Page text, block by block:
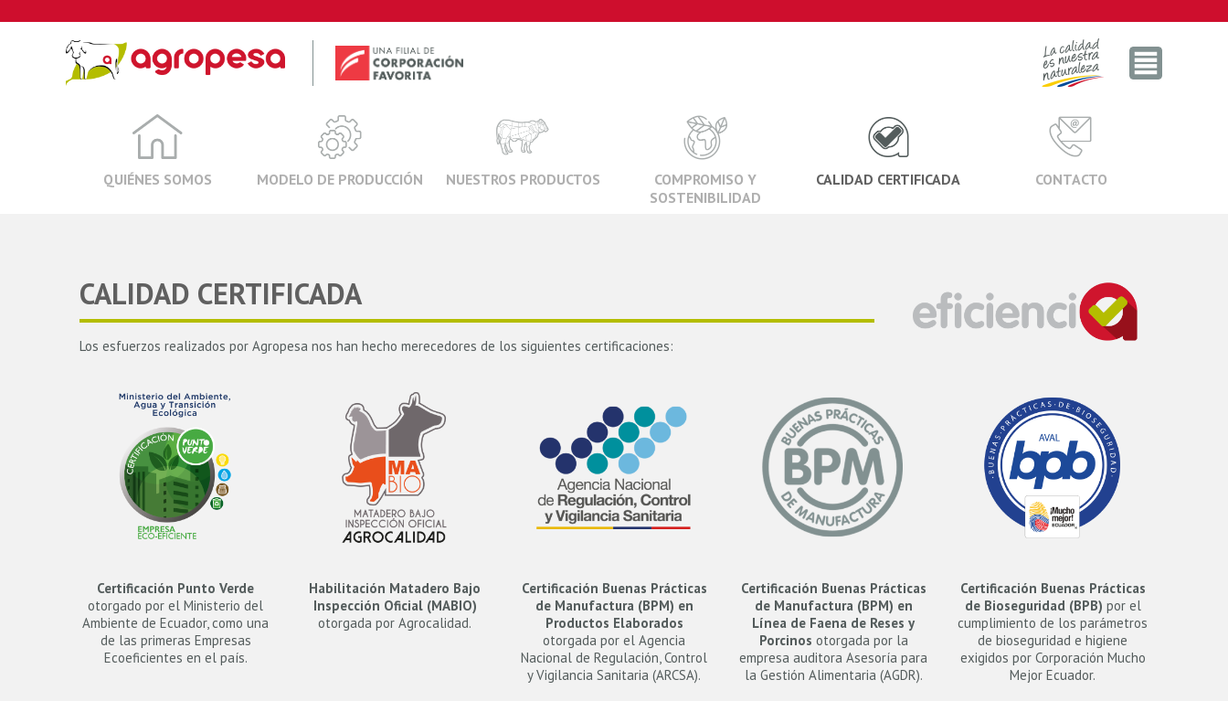
to
QUIÉNES SOMOS MODELO DE PRODUCCIÓN NUESTROS PRODUCTOS
COMPROMISO Y
SOSTENIBILIDAD
CALIDAD CERTIFICADA CONTACTO
CALIDAD CERTIFICADA
Los esfuerzos realizados por Agropesa nos han hecho merecedores de los siguientes certificaciones:
Certificación Punto Verde
otorgado por el Ministerio del
Ambiente de Ecuador, como una
de las primeras Empresas
Ecoeficientes en el país.
Habilitación Matadero Bajo
Inspección Oficial (MABIO)
otorgada por Agrocalidad.
Certificación Buenas Prácticas
de Manufactura (BPM) en
Productos Elaborados
otorgada por el Agencia
Nacional de Regulación, Control
y Vigilancia Sanitaria (ARCSA).
Certificación Buenas Prácticas
de Manufactura (BPM) en
Línea de Faena de Reses y
Porcinos otorgada por la
empresa auditora Asesoría para
la Gestión Alimentaria (AGDR).
Certificación Buenas Prácticas
de Bioseguridad (BPB) por el
cumplimiento de los parámetros
de bioseguridad e higiene
exigidos por Corporación Mucho
Mejor Ecuador.